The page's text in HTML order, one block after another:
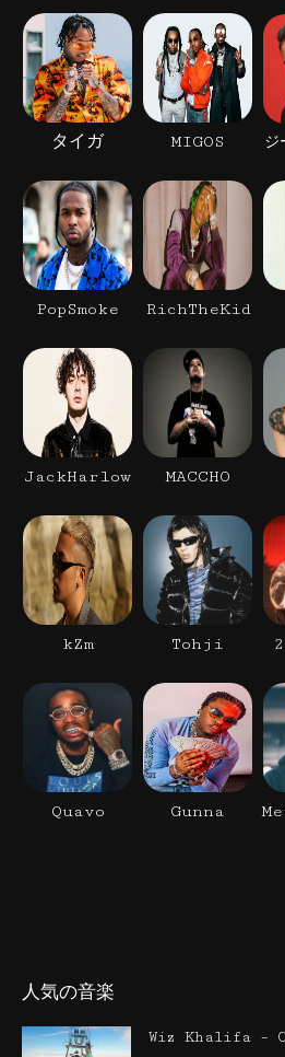
タイガ MIGOS ジ
PopSmoke RichTheKid
JackHarlow MACCHO
kZm Tohji
Quavo Gunna
人気の音楽
Wiz Khalifa –